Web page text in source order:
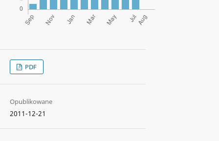
PDF
Opublikowane
2011-12-21